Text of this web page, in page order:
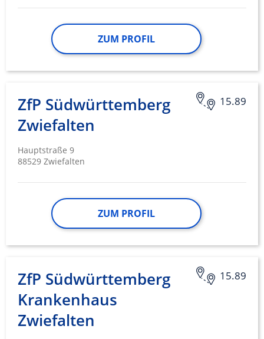
ZUM PROFIL
15.89
ZfP Südwürttemberg
Zwiefalten
Hauptstraße 9
88529 Zwiefalten
ZUM PROFIL
15.89
ZfP Südwürttemberg
Krankenhaus
Zwiefalten